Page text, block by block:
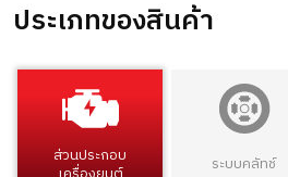
ประเภทของสินค้า
ส่วนประกอบ
ระบบคลัทช์